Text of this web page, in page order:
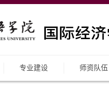
专业建设 师资队伍